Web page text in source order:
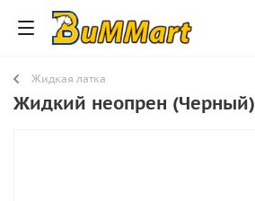
Жидкая латка
Жидкий неопрен (Черный)